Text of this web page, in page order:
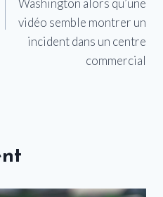
vidéo semble montrer un
incident dans un centre
commercial